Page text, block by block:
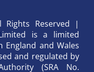
Reserved |
is a limited
England and Wales
and regulated by
(SRA No.